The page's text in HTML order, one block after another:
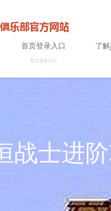
首页登录入口
首页登录入口
了
战士进